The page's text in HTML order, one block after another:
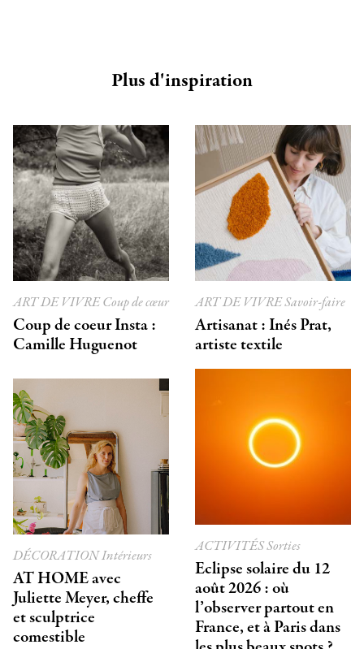
Plus d'inspiration
ART DE VIVRECoup de cœur
Coup de coeur Insta :
Camille Huguenot
ART DE VIVRESavoir-faire
Artisanat : Inés Prat,
artiste textile
DÉCORATIONIntérieurs
AT HOME avec
Juliette Meyer, cheffe
et sculptrice
comestible
ACTIVITÉSSorties
Eclipse solaire du 12
août 2026 : où
l’observer partout en
France, et à Paris dans